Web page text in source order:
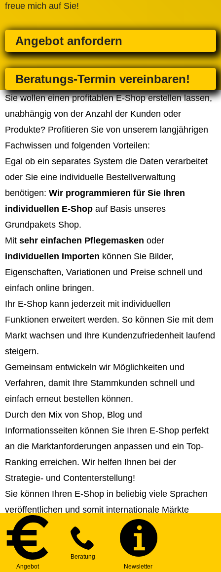
freue mich auf Sie!
Angebot anfordern
Beratungs-Termin vereinbaren!
Sie wollen einen profitablen E-Shop erstellen lassen,
unabhängig von der Anzahl der Kunden oder
Produkte? Profitieren Sie von unserem langjährigen
Fachwissen und folgenden Vorteilen:
Egal ob ein separates System die Daten verarbeitet
oder Sie eine individuelle Bestellverwaltung
benötigen: Wir programmieren für Sie Ihren
individuellen E-Shop auf Basis unseres
Grundpakets Shop.
Mit sehr einfachen Pflegemasken oder
individuellen Importen können Sie Bilder,
Eigenschaften, Variationen und Preise schnell und
einfach online bringen.
Ihr E-Shop kann jederzeit mit individuellen
Funktionen erweitert werden. So können Sie mit dem
Markt wachsen und Ihre Kundenzufriedenheit laufend
steigern.
Gemeinsam entwickeln wir Möglichkeiten und
Verfahren, damit Ihre Stammkunden schnell und
einfach erneut bestellen können.
Durch den Mix von Shop, Blog und
Informationsseiten können Sie Ihren E-Shop perfekt
an die Marktanforderungen anpassen und ein Top-
Ranking erreichen. Wir helfen Ihnen bei der
Strategie- und Contenterstellung!
Sie können Ihren E-Shop in beliebig viele Sprachen
veröffentlichen und somit internationale Märkte
erschließen.
Sie können Ihr E-Shop-System mit beliebig vielen
Onepages, Webseiten und Extranet-Anwendungen